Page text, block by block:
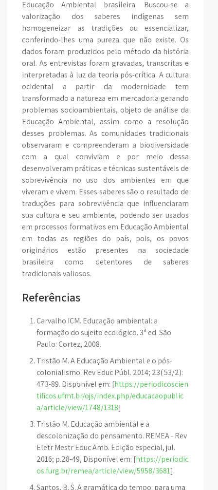
Educação Ambiental brasileira. Buscou-se a
valorização dos saberes indígenas sem
homogeneizar as tradições ou essencializar,
conferindo-lhes uma pureza que não existe. Os
dados foram produzidos pelo método da história
oral. As entrevistas foram gravadas, transcritas e
interpretadas à luz da teoria pós-crítica. A cultura
ocidental a partir da modernidade tem
transformado a natureza em mercadoria gerando
problemas socioambientais, objeto de análise da
Educação Ambiental, assim como a resolução
desses problemas. As comunidades tradicionais
observaram e compreenderam a biodiversidade
com a qual conviviam e por meio dessa
desenvolveram práticas e técnicas sustentáveis de
sobrevivência no uso dos ambientes em que
viveram e vivem. Esses saberes são o resultado de
traduções para sobrevivência que influenciaram
sua cultura e seu ambiente, podendo ser usados
em processos formativos em Educação Ambiental
em todas as regiões do país, pois, os povos
originários estão presentes na sociedade
brasileira como detentores de saberes
tradicionais valiosos.
Referências
Carvalho ICM. Educação ambiental: a
formação do sujeito ecológico. 3ª ed. São
Paulo: Cortez, 2008.
Tristão M. A Educação Ambiental e o pós-
colonialismo. Rev Educ Públ. 2014; 23( 53/2):
473-89. Disponível em: [https://periodicoscien
tificos.ufmt.br/ojs/index.php/educacaopublic
a/article/view/1748/1318]
Tristão M. Educação ambiental e a
descolonização do pensamento. REMEA - Rev
Eletr Mestr Educ Amb. Edição especial, jul.
2016; p.28-49, Disponível em: [https://periodic
os.furg.br/remea/article/view/5958/3681].
Santos, B. S. A gramática do tempo: para uma